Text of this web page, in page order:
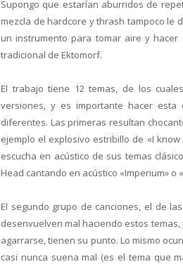
Supongo que estarían aburridos de
mezcla de hardcore y thrash tampoco le
un instrumento para tomar aire y
tradicional de Ektomorf.
El trabajo tiene 12 temas, de los
versiones, y es importante hacer
diferentes. Las primeras resultan
ejemplo el explosivo estribillo de «I
escucha en acústico de sus temas
Head cantando en acústico «Imperium» o
El segundo grupo de canciones, el de
desenvuelven mal haciendo estos
agarrarse, tienen su punto. Lo mismo
casi nunca suena mal (es el tema que